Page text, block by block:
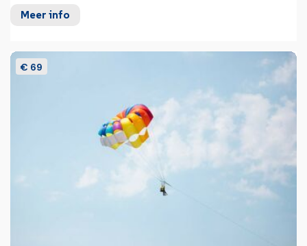
Meer info
€ 69